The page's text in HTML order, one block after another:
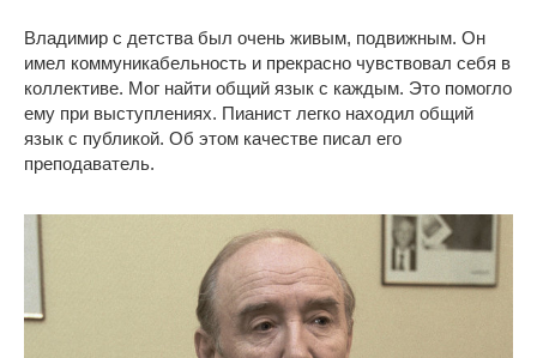
Владимир с детства был очень живым, подвижным. Он
имел коммуникабельность и прекрасно чувствовал себя в
коллективе. Мог найти общий язык с каждым. Это помогло
ему при выступлениях. Пианист легко находил общий
язык с публикой. Об этом качестве писал его
преподаватель.